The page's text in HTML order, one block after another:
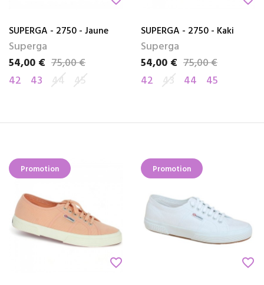
SUPERGA - 2750 - Jaune
Superga
Prix
54,00 €
Prix de base75,00 €
42
43 44 45
SUPERGA - 2750 - Kaki
Superga
Prix
54,00 €
Prix de base75,00 €
42 43 44 45
Promotion
favorite_border
Promotion
favorite_border